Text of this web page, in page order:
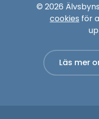
© 2026
cookies för
Läs mer